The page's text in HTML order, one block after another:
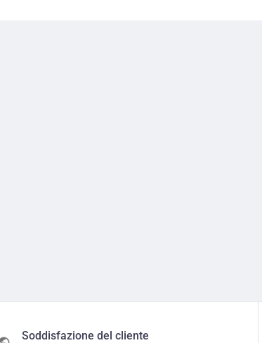
Soddisfazione del cliente